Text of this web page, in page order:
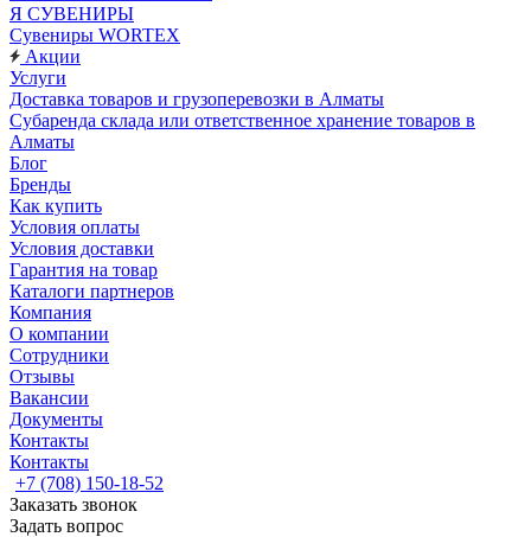
Я СУВЕНИРЫ
Сувениры WORTEX
Акции
Услуги
Доставка товаров и грузоперевозки в Алматы
Субаренда склада или ответственное хранение товаров в
Алматы
Блог
Бренды
Как купить
Условия оплаты
Условия доставки
Гарантия на товар
Каталоги партнеров
Компания
О компании
Сотрудники
Отзывы
Вакансии
Документы
Контакты
Контакты
+7 (708) 150-18-52
Заказать звонок
Задать вопрос